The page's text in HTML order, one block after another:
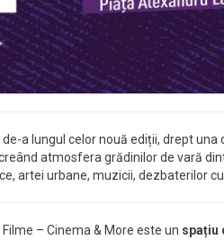
de-a lungul celor nouă ediții, drept
atmosfera grădinilor de vară
artei urbane, muzicii, dezbaterilor
– Cinema & More este un spațiu